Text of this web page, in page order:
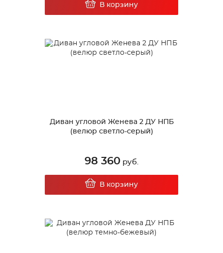
В корзину
Диван угловой Женева 2 ДУ НПБ
(велюр светло-серый)
98 360 руб.
В корзину